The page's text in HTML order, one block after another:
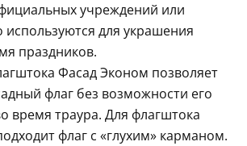
учреждений или
для украшения
праздников.
Фасад Эконом позволяет
флаг без возможности его
время траура. Для флагштока
флаг с «глухим» карманом.